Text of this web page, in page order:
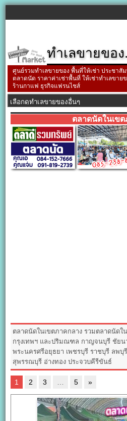
ทำเลขายขอ
ศูนย์รวมทำเลขายของ พื้นที่ให้เช่า ประชา
ตลาดนัด ราคาค่าเช่าพื้นที่ ให้เช่าทำเลขาย
ร้านกาแฟ ธุรกิจแฟรนไชส์
ตลาดนัดในเข
ตลาดนัดในเขตภาคกลาง รวมตลาดนัดใ
กรุงเทพฯ และปริมณฑล กาญจนบุรี ชัย
พระนครศรีอยุธยา เพชรบุรี ราชบุรี ลพบุ
สุพรรณบุรี อ่างทอง ประจวบคีรีขันธ์
1 2 3 5 »